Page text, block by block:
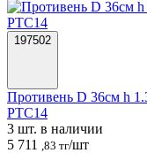
197502
Противень D 36см h
PTC14
3 шт. в наличии
5 711
,83 тг/шт